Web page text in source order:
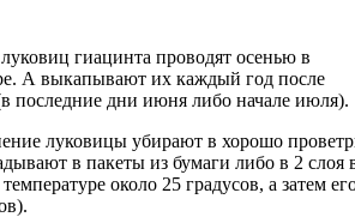
гиацинта проводят осенью в
А выкапывают их каждый год после
последние дни июня либо начале июля).
луковицы убирают в хорошо
в пакеты из бумаги либо в 2
около 25 градусов, а затем